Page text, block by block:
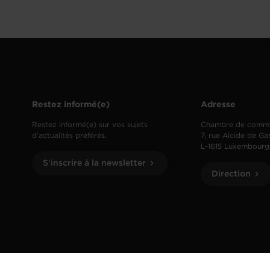
Restez informé(e)
Restez informé(e) sur vos sujets
d’actualités préférés.
S'inscrire à la newsletter
Adresse
Chambre de
7, rue Alcide de
L-1615
Direction